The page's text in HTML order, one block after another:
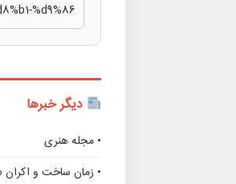
دیگر خبرها
• مجله هنری
• زمان ساخت و اکران «مایکل